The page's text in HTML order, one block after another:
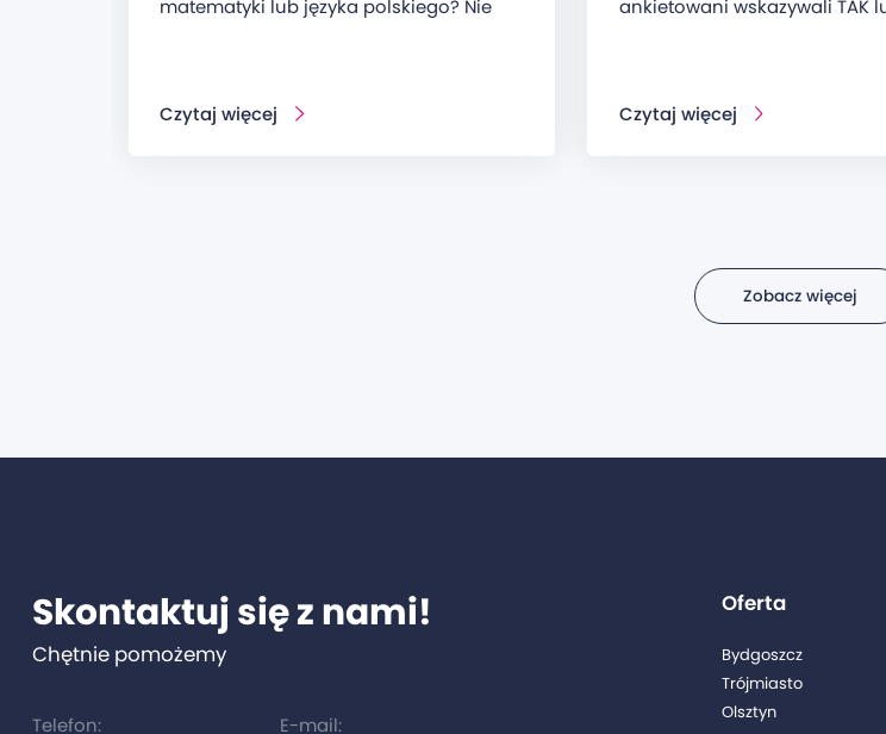
matematyki lub języka polskiego? Nie
Czytaj więcej
ankietowani wskazywali TAK
Czytaj więcej
Zobacz więcej
Skontaktuj się z nami!
Chętnie pomożemy
Telefon: E-mail:
Oferta
Bydgoszcz
Trójmiasto
Olsztyn